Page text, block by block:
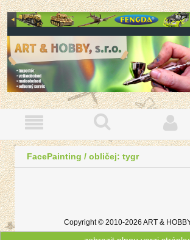
FacePainting / obličej: tygr
Copyright © 2010-2026 ART &